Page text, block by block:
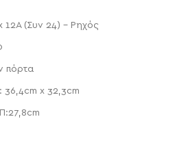
12A (Συν 24) – Ρηχός
πόρτα
36,4cm x 32,3cm